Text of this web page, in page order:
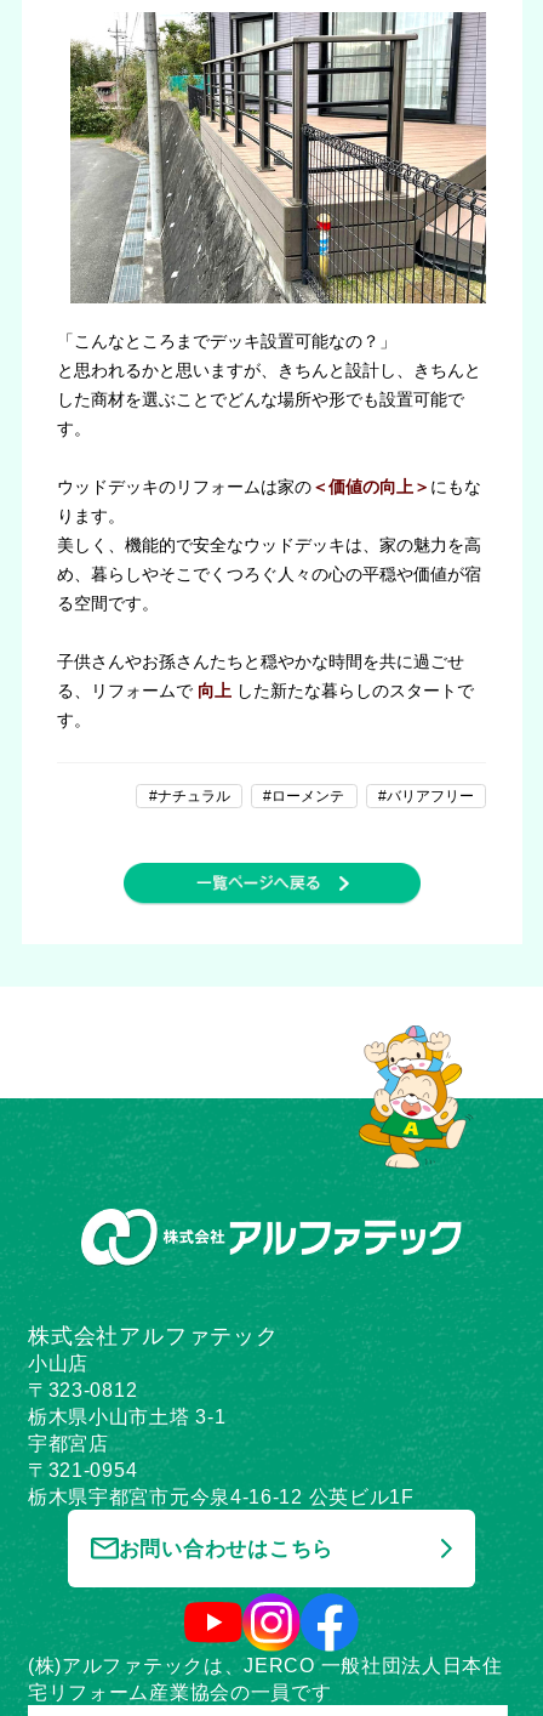
「こんなところまでデッキ設置可能なの？」
と思われるかと思いますが、きちんと設計し、きちんと
した商材を選ぶことでどんな場所や形でも設置可能で
す。
ウッドデッキのリフォームは家の＜価値の向上＞ にもな
ります。
美しく、機能的で安全なウッドデッキは、家の魅力を高
め、暮らしやそこでくつろぐ人々の心の平穏や価値が宿
る空間です。
子供さんやお孫さんたちと穏やかな時間を共に過ごせ
る、リフォームで 向上 した新たな暮らしのスタートで
す。
#ナチュラル #ローメンテ #バリアフリー
株式会社アルファテック
小山店
〒323-0812
栃木県小山市土塔 3-1
宇都宮店
〒321-0954
栃木県宇都宮市元今泉4-16-12 公英ビル1F
お問い合わせはこちら
(株)アルファテックは、JERCO 一般社団法人日本住
宅リフォーム産業協会の一員です